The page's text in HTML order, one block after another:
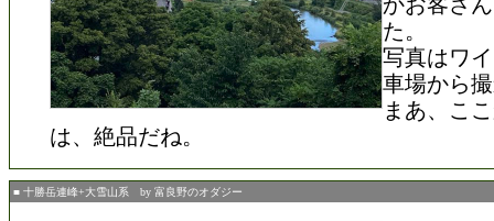
た。
写真はワ
車場から
まあ、こ
は、絶品だね。
■ 十勝岳連峰+大雪山系 by 富良野のオダジー